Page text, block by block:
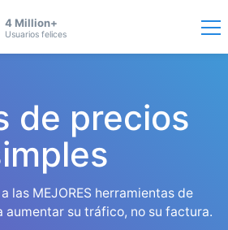
4 Million+
Usuarios felices
de precios
las MEJORES herramientas de
aumentar su tráfico, no su factura.